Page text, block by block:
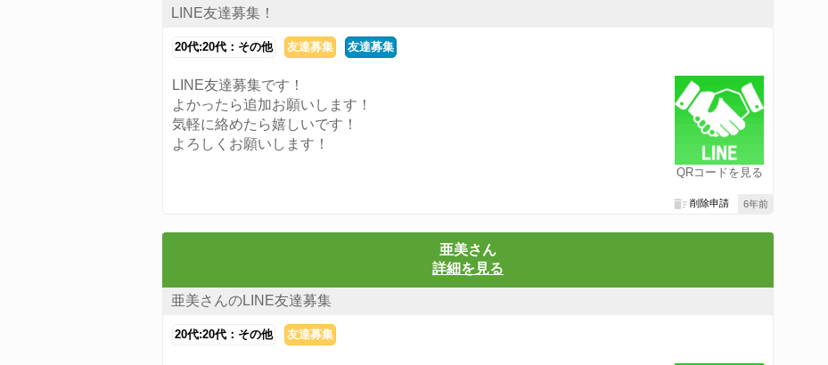
LINE友達募集！
20代:20代：その他 友達募集 友達募集
QRコードを見る
LINE友達募集です！
よかったら追加お願いします！
気軽に絡めたら嬉しいです！
よろしくお願いします！
6年前
削除申請
亜美さん
詳細を見る
亜美さんのLINE友達募集
20代:20代：その他 友達募集